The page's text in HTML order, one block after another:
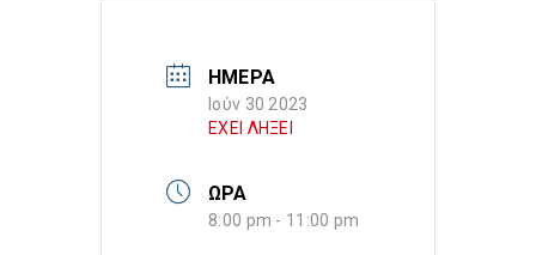
ΗΜΕΡΑ
Ιούν 30 2023
ΕΧΕΙ ΛΗΞΕΙ
ΩΡΑ
8:00 pm - 11:00 pm